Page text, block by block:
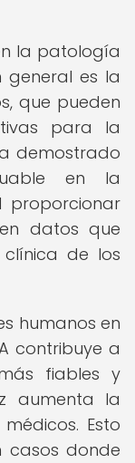
la patología
general es la
que pueden
para la
demostrado
en la
proporcionar
datos que
de los
humanos en
contribuye a
fiables y
aumenta la
Esto
casos donde